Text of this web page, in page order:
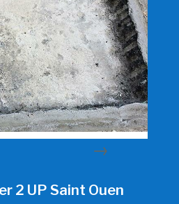
2 UP Saint Ouen